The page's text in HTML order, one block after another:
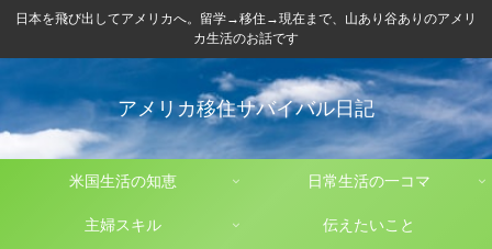
日本を飛び出してアメリカへ。留学→移住→現在まで、山あり谷ありのアメリ
カ生活のお話です
アメリカ移住サバイバル日記
米国生活の知恵 日常生活の一コマ
主婦スキル 伝えたいこと